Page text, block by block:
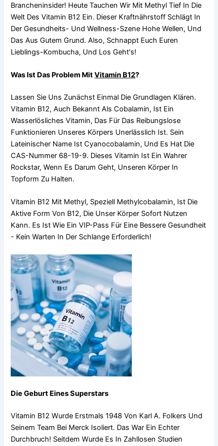
Brancheninsider! Heute Tauchen Wir Mit Methyl Tief In Die
Welt Des Vitamin B12 Ein. Dieser Kraftnährstoff Schlägt In
Der Gesundheits- Und Wellness-Szene Hohe Wellen, Und
Das Aus Gutem Grund. Also, Schnappt Euch Euren
Lieblings-Kombucha, Und Los Geht's!
Was Ist Das Problem MitVitamin B12?
Lassen Sie Uns Zunächst Einmal Die Grundlagen Klären.
Vitamin B12, Auch Bekannt Als Cobalamin, Ist Ein
Wasserlösliches Vitamin, Das Für Das Reibungslose
Funktionieren Unseres Körpers Unerlässlich Ist. Sein
Lateinischer Name Ist Cyanocobalamin, Und Es Hat Die
CAS-Nummer 68-19-9. Dieses Vitamin Ist Ein Wahrer
Rockstar, Wenn Es Darum Geht, Unseren Körper In
Topform Zu Halten.
Vitamin B12 Mit Methyl, Speziell Methylcobalamin, Ist Die
Aktive Form Von B12, Die Unser Körper Sofort Nutzen
Kann. Es Ist Wie Ein VIP-Pass Für Eine Bessere Gesundheit
- Kein Warten In Der Schlange Erforderlich!
Die Geburt Eines Superstars
Vitamin B12 Wurde Erstmals 1948 Von Karl A. Folkers Und
Seinem Team Bei Merck Isoliert. Das War Ein Echter
Durchbruch! Seitdem Wurde Es In Zahllosen Studien